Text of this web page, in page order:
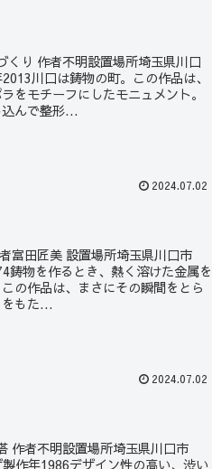
り 作者不明設置場所埼玉県川口
川口は鋳物の町。この作品は、
をモチーフにしたモニュメント。
んで整形...
2024.07.02
富田匠美 設置場所埼玉県川口市
鋳物を作るとき、熱く溶けた金属を
の作品は、まさにその瞬間をとら
もた...
2024.07.02
作者不明設置場所埼玉県川口市
作年1986デザイン性の高い、渋い